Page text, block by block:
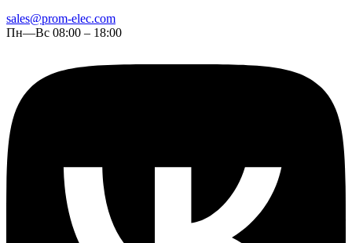
sales@prom-elec.com
Пн—Вс 08:00 – 18:00